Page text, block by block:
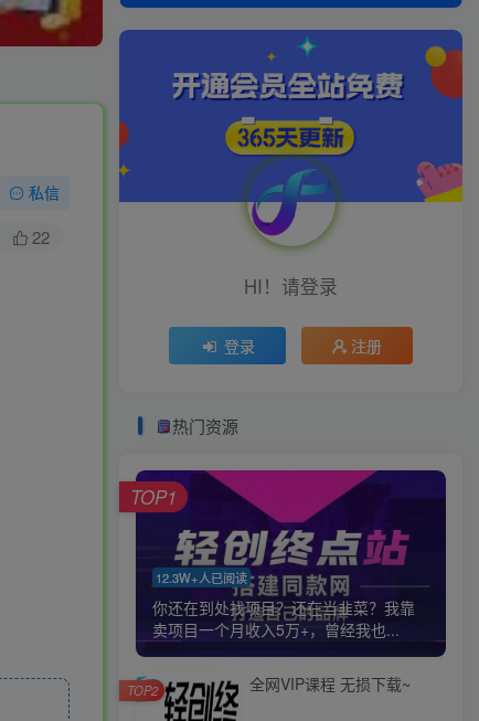
私信
22
HI！请登录
登录 注册
热门资源
12.3W+人已阅读
你还在到处找项目？还在当韭菜？我靠
卖项目一个月收入5万+，曾经我也...
TOP1
全网VIP课程 无损下载~
TOP2